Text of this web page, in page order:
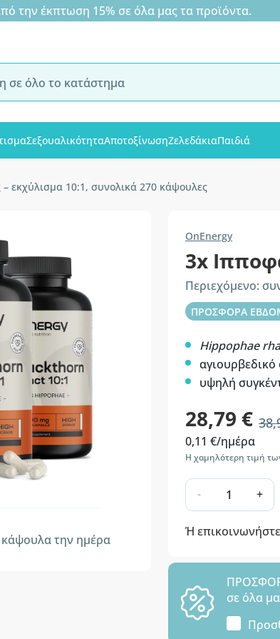
έκπτωση 15% σε όλα μας τα προϊόντα.
ΣεξουαλικότηταΑποτοξίνωσηΖελεδάκιαΠαιδιά
– εκχύλισμα 10:1, συνολικά 270 κάψουλες
κάψουλα την ημέρα
OnEnergy
3x
Περιεχόμενο:
ΠΡΟΣΦΟΡΑ
Hippophae
υψηλή
28,79 €
0,11 €/ημέρα
Η χαμηλότερη τιμή
- +
Ή
σε όλα